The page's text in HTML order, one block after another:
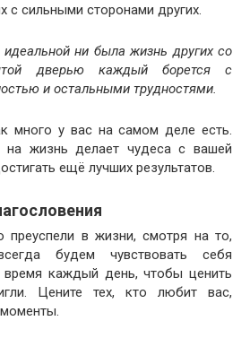
с сильными сторонами других.
ни была жизнь других со
дверью каждый борется с
и остальными трудностями.
много у вас на самом деле есть.
на жизнь делает чудеса с вашей
ещё лучших результатов.
преуспели в жизни, смотря на то,
будем чувствовать себя
каждый день, чтобы ценить
Цените тех, кто любит вас,